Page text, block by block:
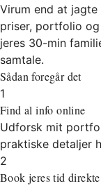
Virum end at
priser, portfolio
jeres 30-min
samtale.
Sådan foregår det
1
Find al info online
Udforsk mit
praktiske detaljer
2
Book jeres tid direkte